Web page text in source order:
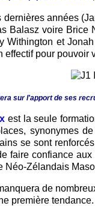
années
Balasz voire
et
effectif pour
sur l'apport de ses
est la seule
synonymes
se sont
faire confiance
Zélandais
de
première